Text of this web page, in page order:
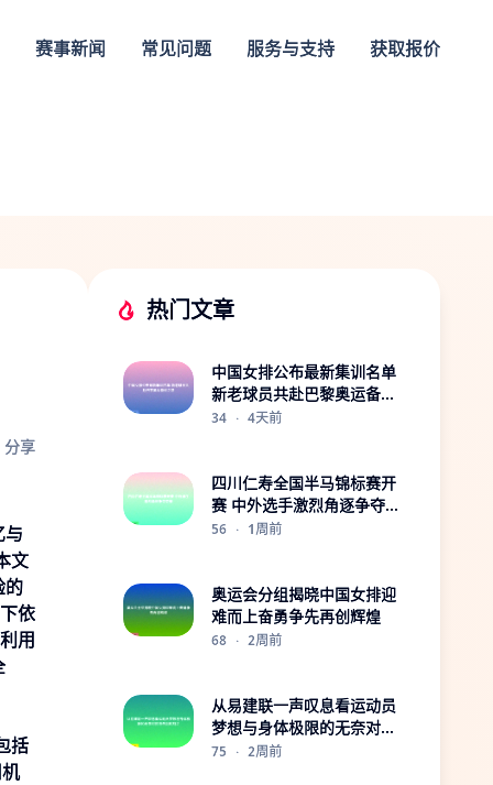
赛事新闻 常见问题 服务与支持 获取报价
分享
与
文
的
依
用
括
热门文章
中国女排公布最新集训名单
新老球员共赴巴黎奥运备战
之路
34 · 4天前
四川仁寿全国半马锦标赛开
赛 中外选手激烈角逐争夺荣
誉
56 · 1周前
奥运会分组揭晓中国女排迎
难而上奋勇争先再创辉煌
68 · 2周前
从易建联一声叹息看运动员
梦想与身体极限的无奈对抗
与告别时刻之
75 · 2周前